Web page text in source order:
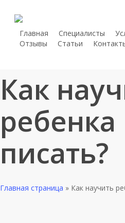
content
Главная Специалисты
Отзывы
Статьи
Как
ребенка
писать?
Главная страница » Как научить